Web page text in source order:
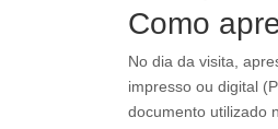
Como
No dia da visita,
impresso ou digital
documento utilizado